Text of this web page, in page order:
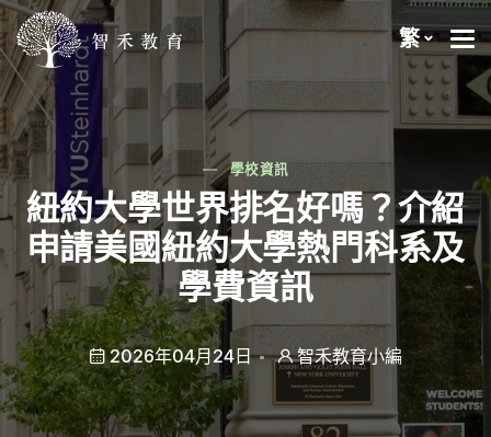
繁
學校資訊
紐約大學世界排名好嗎？介紹
申請美國紐約大學熱門科系及
學費資訊
2026年04月24日 智禾教育小編